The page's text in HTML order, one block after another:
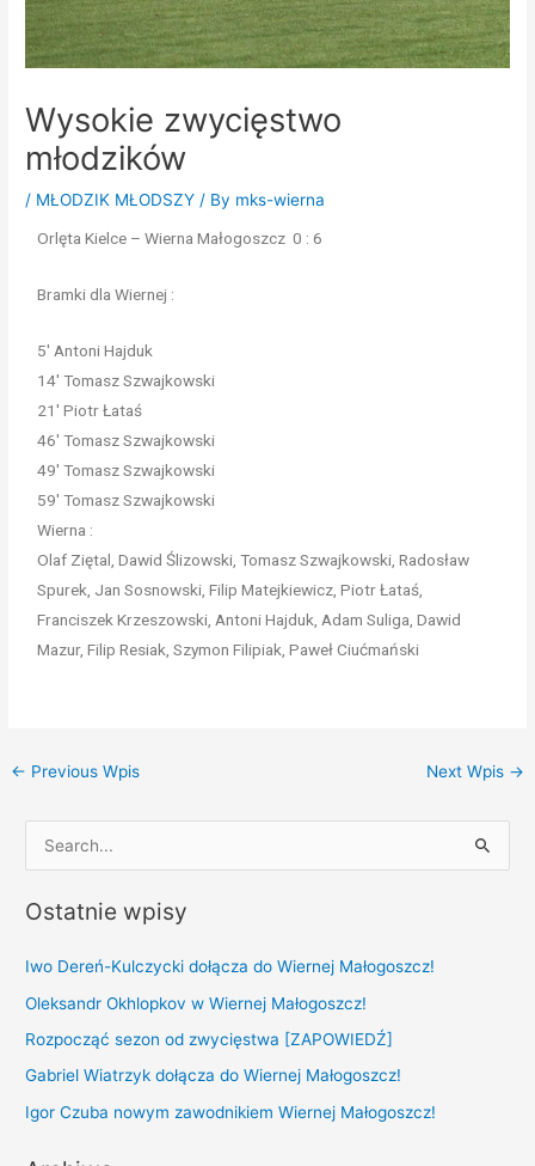
Wysokie zwycięstwo
młodzików
/ MŁODZIK MŁODSZY / By mks-wierna
Orlęta Kielce – Wierna Małogoszcz 0 : 6
Bramki dla Wiernej :
5′ Antoni Hajduk
14′ Tomasz Szwajkowski
21′ Piotr Łataś
46′ Tomasz Szwajkowski
49′ Tomasz Szwajkowski
59′ Tomasz Szwajkowski
Wierna :
Olaf Ziętal, Dawid Ślizowski, Tomasz Szwajkowski, Radosław
Spurek, Jan Sosnowski, Filip Matejkiewicz, Piotr Łataś,
Franciszek Krzeszowski, Antoni Hajduk, Adam Suliga, Dawid
Mazur, Filip Resiak, Szymon Filipiak, Paweł Ciućmański
← Previous Wpis Next Wpis →
a
c
h
f
o
r
Ostatnie wpisy
Iwo Dereń-Kulczycki dołącza do Wiernej Małogoszcz!
Oleksandr Okhlopkov w Wiernej Małogoszcz!
Rozpocząć sezon od zwycięstwa [ZAPOWIEDŹ]
Gabriel Wiatrzyk dołącza do Wiernej Małogoszcz!
Igor Czuba nowym zawodnikiem Wiernej Małogoszcz!